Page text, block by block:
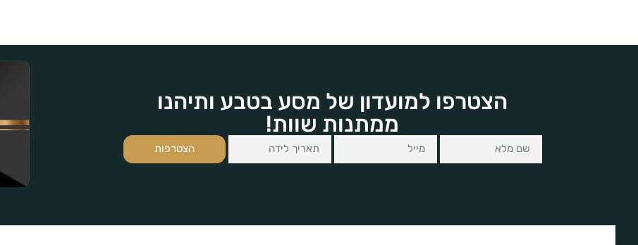
הצטרפו למועדון של מסע בטבע ותיהנו
ממתנות שוות!
הצטרפות